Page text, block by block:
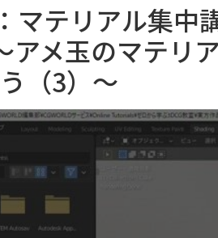
マテリアル集中
アメ玉のマテリ
（3）～